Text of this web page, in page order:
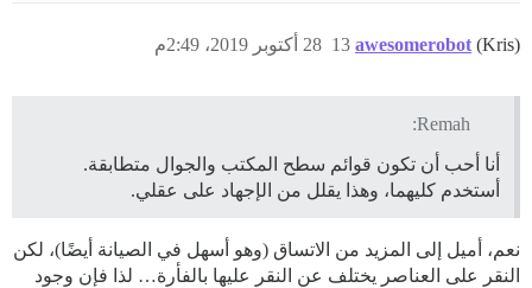
awesomerobot (Kris) 28 أكتوبر 2019، 2:49م 13
Remah:
أنا أحب أن تكون قوائم سطح المكتب والجوال متطابقة.
أستخدم كليهما، وهذا يقلل من الإجهاد على عقلي.
نعم، أميل إلى المزيد من الاتساق (وهو أسهل في الصيانة أيضًا)، لكن
النقر على العناصر يختلف عن النقر عليها بالفأرة… لذا فإن وجود